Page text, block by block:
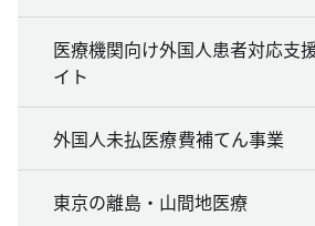
医療機関向け外国人患者対応支
イト
外国人未払医療費補てん事業
東京の離島・山間地医療